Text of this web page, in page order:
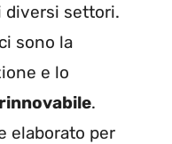
diversi settori.
sono la
e lo
.
elaborato per